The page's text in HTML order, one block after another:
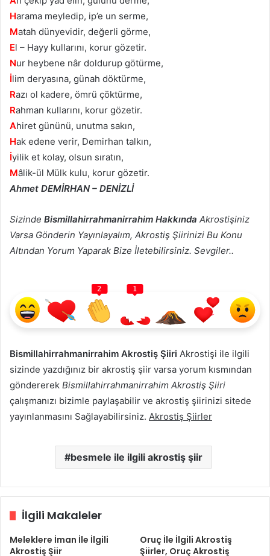
Harama meyledip, ip’e un serme,
Matah dünyevidir, değerli görme,
El – Hayy kullarını, korur gözetir.
Nur heybene nâr doldurup götürme,
İlim deryasına, günah döktürme,
Razı ol kadere, ömrü çöktürme,
Rahman kullarını, korur gözetir.
Ahiret gününü, unutma sakın,
Hak edene verir, Demirhan talkın,
İyilik et kolay, olsun sıratın,
Mâlik-ül Mülk kulu, korur gözetir.
Ahmet DEMİRHAN – DENİZLİ
Sizinde Bismillahirrahmanirrahim Hakkında Akrostişiniz
Varsa Gönderin Yayınlayalım, Akrostiş Şiirinizi Bu Konu
Altından Yorum Yaparak Bize İletebilirsiniz. Sevgiler..
2 1
Bismillahirrahmanirrahim Akrostiş Şiiri Akrostişi ile ilgili
sizinde yazdığınız bir akrostiş şiir varsa yorum kısmından
göndererek Bismillahirrahmanirrahim Akrostiş Şiiri
çalışmanızı bizimle paylaşabilir ve akrostiş şiirinizi sitede
yayınlanmasını Sağlayabilirsiniz. Akrostiş Şiirler
besmele ile ilgili akrostiş şiir
İlgili Makaleler
Meleklere İman İle İlgili
Akrostiş Şiir
Oruç İle İlgili Akrostiş
Şiirler, Oruç Akrostiş